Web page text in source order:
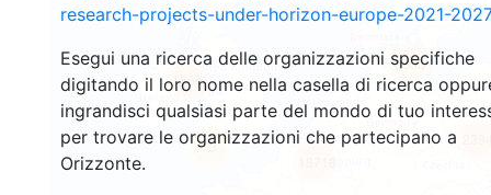
research-projects-under-horizon-europe-2021-2027
Esegui una ricerca delle organizzazioni specifiche
digitando il loro nome nella casella di ricerca
ingrandisci qualsiasi parte del mondo di tuo
per trovare le organizzazioni che partecipano a
Orizzonte.
73
3533
1566